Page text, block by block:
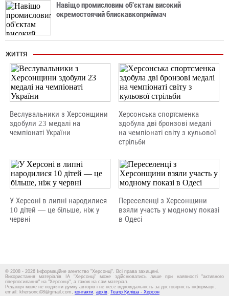
Навіщо промисловим об'єктам високий
окремостоячий блискавкоприймач
ЖИТТЯ
Веслувальники з Херсонщини
здобули 23 медалі на
чемпіонаті України
Херсонська спортсменка
здобула дві бронзові медалі
на чемпіонаті світу з кульової
стрільби
У Херсоні в липні народилися
10 дітей — це більше, ніж у
червні
Переселенці з Херсонщини
взяли участь у модному показі
в Одесі
© 2008 - 2026 Інформаційне агентство "Херсонці". Всі права захищені.
Використання матеріалів ІА "Херсонці" може здійснюватись лише при наявності "активного
гіперпосилання" на "Херсонці", а також на сам матеріал.
Редакція може не поділяти думку авторів і не несе відповідальність за достовірність інформації.
email: khersonci08@gmail.com, контакти, архів, Театр Куліша - Херсон